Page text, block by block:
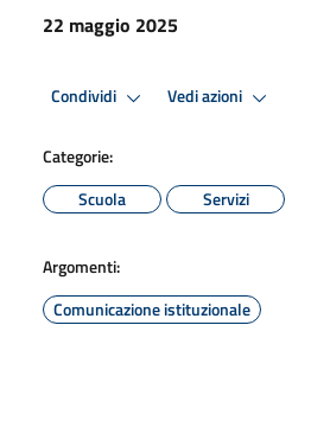
22 maggio 2025
Condividi Vedi azioni
Categorie:
Scuola
Servizi
Argomenti:
Comunicazione istituzionale